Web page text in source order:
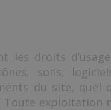
les droits
sons,
du site, quel
Toute exploitation